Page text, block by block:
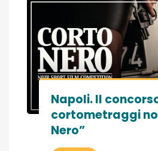
Napoli. Il
cortometraggi
Nero”